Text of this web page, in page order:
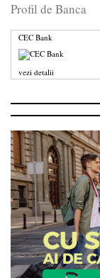
Profil de Banca
CEC Bank
vezi detalii